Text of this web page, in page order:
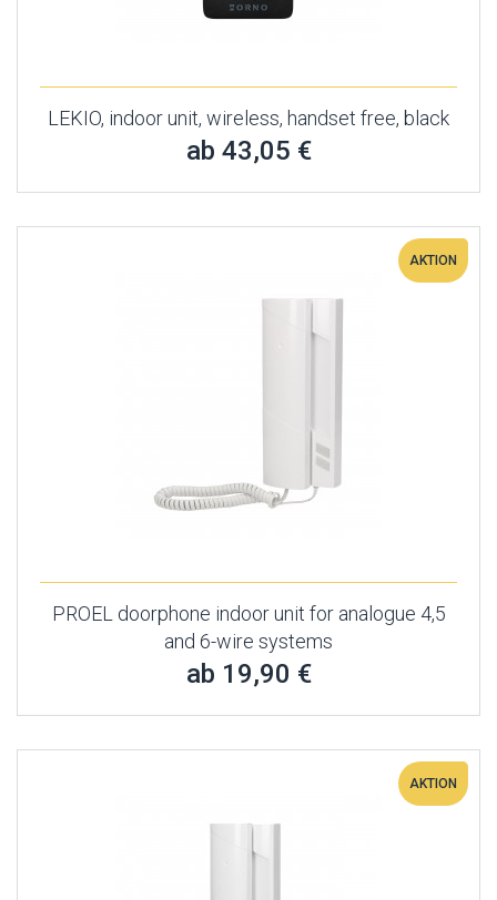
LEKIO, indoor unit, wireless, handset free, black
ab 43,05 €
AKTION
PROEL doorphone indoor unit for analogue 4,5
and 6-wire systems
ab 19,90 €
AKTION